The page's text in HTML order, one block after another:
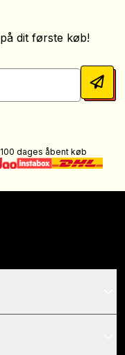
dit første køb!
100 dages åbent køb